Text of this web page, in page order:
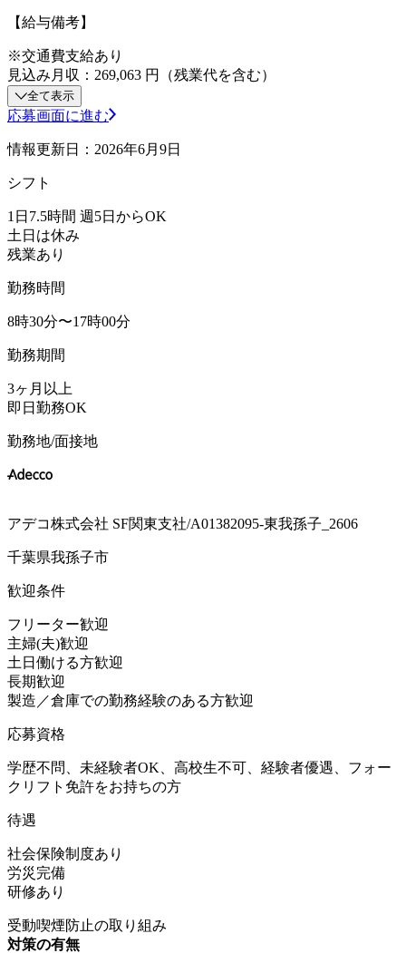
【給与備考】
※交通費支給あり
見込み月収：269,063 円（残業代を含む）
全て表示
応募画面に進む
情報更新日：2026年6月9日
シフト
1日7.5時間 週5日からOK
土日は休み
残業あり
勤務時間
8時30分〜17時00分
勤務期間
3ヶ月以上
即日勤務OK
勤務地/面接地
アデコ株式会社 SF関東支社/A01382095-東我孫子_2606
千葉県我孫子市
歓迎条件
フリーター歓迎
主婦(夫)歓迎
土日働ける方歓迎
長期歓迎
製造／倉庫での勤務経験のある方歓迎
応募資格
学歴不問、未経験者OK、高校生不可、経験者優遇、フォー
クリフト免許をお持ちの方
待遇
社会保険制度あり
労災完備
研修あり
受動喫煙防止の取り組み
対策の有無